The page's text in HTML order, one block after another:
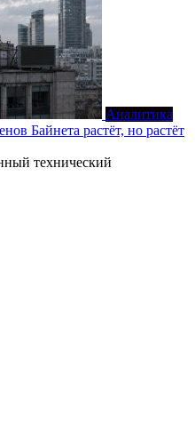
Аналитика
Байнета растёт, но растёт
технический